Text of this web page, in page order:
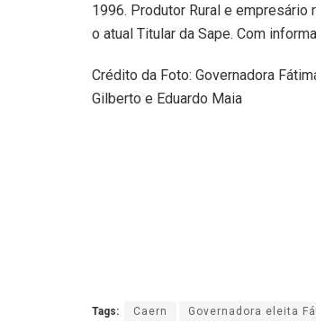
1996. Produtor Rural e empresário
o atual Titular da Sape. Com
Crédito da Foto: Governadora
Gilberto e Eduardo Maia
Tags: Caern Governadora eleita